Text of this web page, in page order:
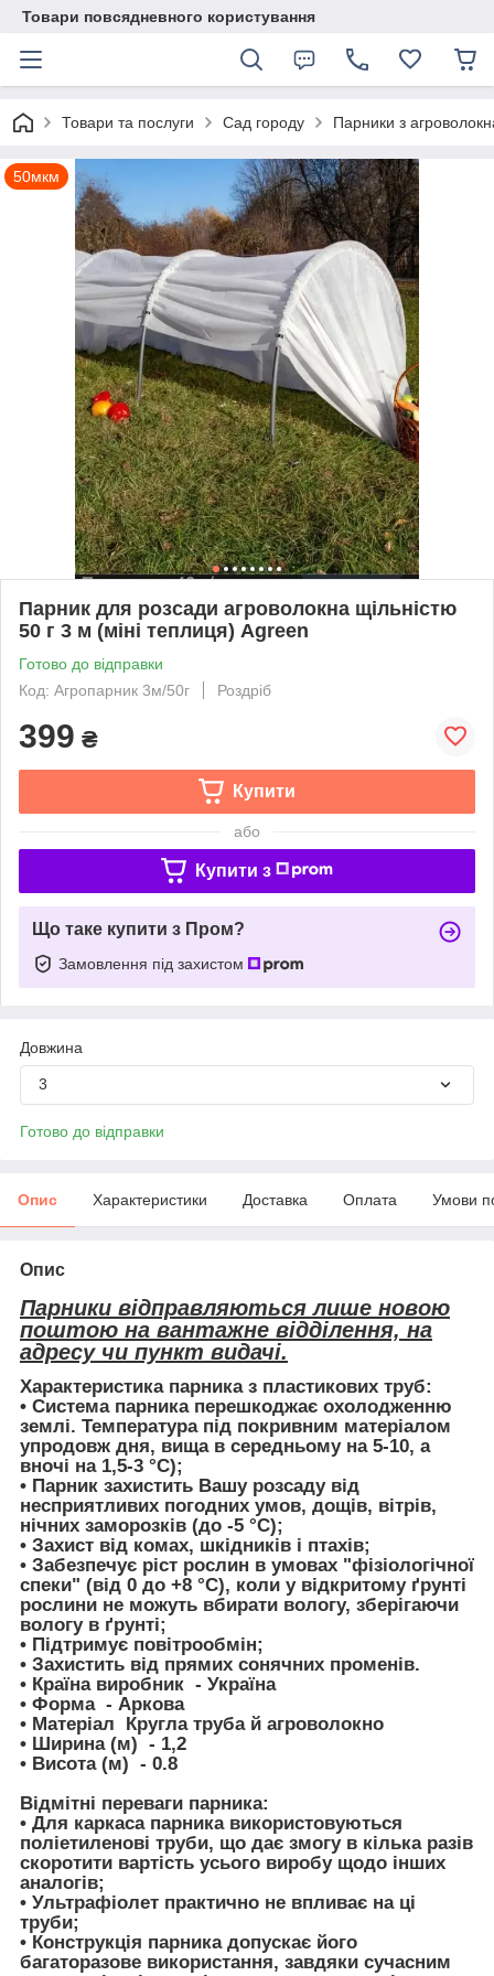
Товари повсядневного користування
Товари та послуги Сад городу Парники з
50мкм
Парник для розсади агроволокна щільністю
50 г 3 м (міні теплиця) Agreen
Готово до відправки
Код: Агропарник 3м/50г
Роздріб
399 ₴
Купити
або
Купити з
Що таке купити з Пром?
Замовлення під захистом
Довжина
3
Готово до відправки
Опис Характеристики Доставка Оплата Умови
Опис
Парники відправляються лише новою
поштою на вантажне відділення, на
адресу чи пункт видачі.
Характеристика парника з пластикових труб:
• Система парника перешкоджає охолодженню
землі. Температура під покривним матеріалом
упродовж дня, вища в середньому на 5-10, а
вночі на 1,5-3 °C);
• Парник захистить Вашу розсаду від
несприятливих погодних умов, дощів, вітрів,
нічних заморозків (до -5 °C);
• Захист від комах, шкідників і птахів;
• Забезпечує ріст рослин в умовах "фізіологічної
спеки" (від 0 до +8 °C), коли у відкритому ґрунті
рослини не можуть вбирати вологу, зберігаючи
вологу в ґрунті;
• Підтримує повітрообмін;
• Захистить від прямих сонячних променів.
• Країна виробник - Україна
• Форма - Аркова
• Матеріал Кругла труба й агроволокно
• Ширина (м) - 1,2
• Висота (м) - 0.8
Відмітні переваги парника:
• Для каркаса парника використовуються
поліетиленові труби, що дає змогу в кілька разів
скоротити вартість усього виробу щодо інших
аналогів;
• Ультрафіолет практично не впливає на ці
труби;
• Конструкція парника допускає його
багаторазове використання, завдяки сучасним